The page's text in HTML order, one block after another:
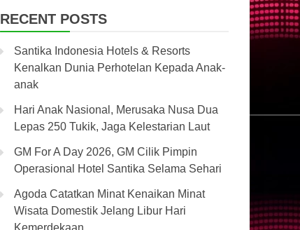
RECENT POSTS
Santika Indonesia Hotels & Resorts
Kenalkan Dunia Perhotelan Kepada Anak-
anak
Hari Anak Nasional, Merusaka Nusa Dua
Lepas 250 Tukik, Jaga Kelestarian Laut
GM For A Day 2026, GM Cilik Pimpin
Operasional Hotel Santika Selama Sehari
Agoda Catatkan Minat Kenaikan Minat
Wisata Domestik Jelang Libur Hari